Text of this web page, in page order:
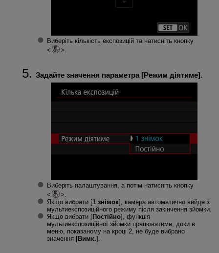
Виберіть кількість експозицій та натисніть кнопку
.
Задайте значення параметра [Режим діятиме].
Виберіть налаштування, а потім натисніть кнопку
.
Якщо вибрати [1 знімок], камера автоматично вийде з
мультиекспозиційного режиму після закінчення зйомки.
Якщо вибрати [Постійно], функція
мультиекспозиційної зйомки працюватиме, доки в
меню, показаному на кроці 2, не буде вибрано
значення [Вимк.].